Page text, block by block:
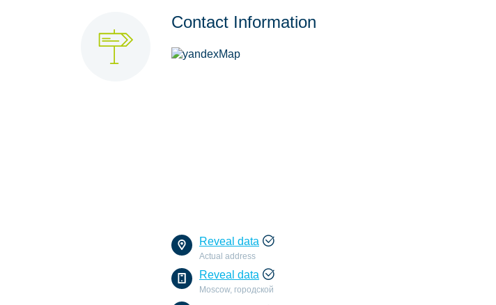
Contact Information
Reveal data
Actual address
Reveal data
Moscow, городской